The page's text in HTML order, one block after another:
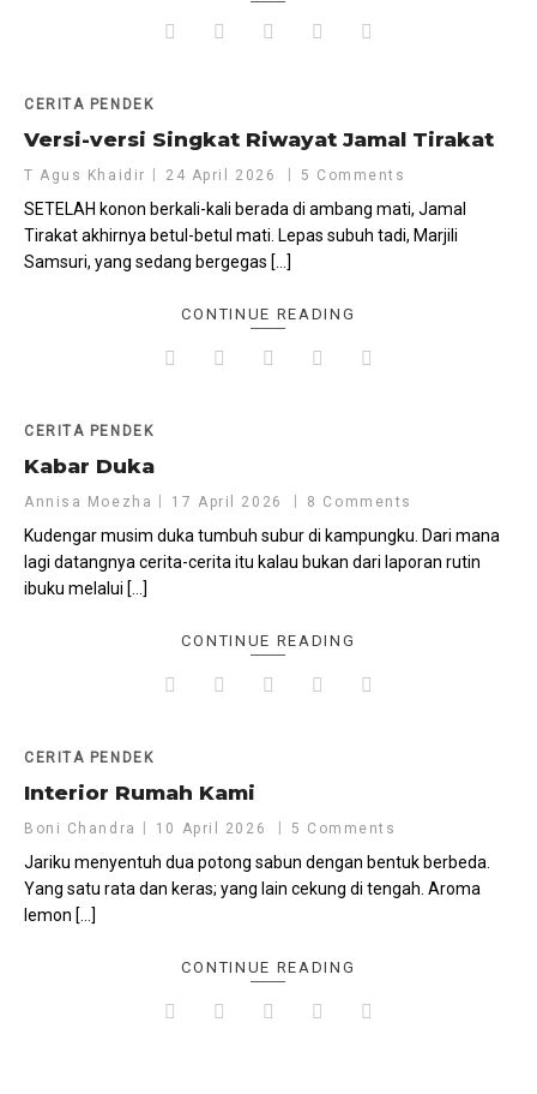
CERITA PENDEK
Versi-versi Singkat Riwayat Jamal Tirakat
T Agus Khaidir 24 April 2026 5 Comments
SETELAH konon berkali-kali berada di ambang mati, Jamal
Tirakat akhirnya betul-betul mati. Lepas subuh tadi, Marjili
Samsuri, yang sedang bergegas […]
CONTINUE READING
CERITA PENDEK
Kabar Duka
Annisa Moezha 17 April 2026 8 Comments
Kudengar musim duka tumbuh subur di kampungku. Dari mana
lagi datangnya cerita-cerita itu kalau bukan dari laporan rutin
ibuku melalui […]
CONTINUE READING
CERITA PENDEK
Interior Rumah Kami
Boni Chandra 10 April 2026 5 Comments
Jariku menyentuh dua potong sabun dengan bentuk berbeda.
Yang satu rata dan keras; yang lain cekung di tengah. Aroma
lemon […]
CONTINUE READING